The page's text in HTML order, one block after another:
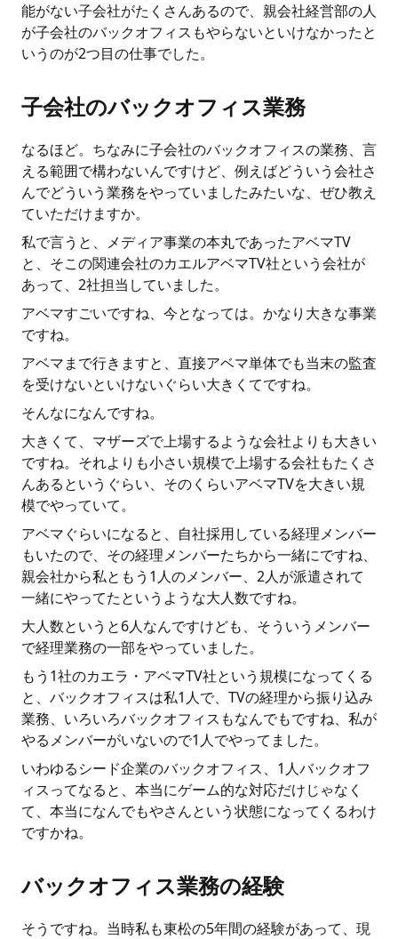
能がない子会社がたくさんあるので、親会社経営部の人
が子会社のバックオフィスもやらないといけなかったと
いうのが2つ目の仕事でした。
子会社のバックオフィス業務
なるほど。ちなみに子会社のバックオフィスの業務、言
える範囲で構わないんですけど、例えばどういう会社さ
んでどういう業務をやっていましたみたいな、ぜひ教え
ていただけますか。
私で言うと、メディア事業の本丸であったアベマTV
と、そこの関連会社のカエルアベマTV社という会社が
あって、2社担当していました。
アベマすごいですね、今となっては。かなり大きな事業
ですね。
アベマまで行きますと、直接アベマ単体でも当末の監査
を受けないといけないぐらい大きくてですね。
そんなになんですね。
大きくて、マザーズで上場するような会社よりも大きい
ですね。それよりも小さい規模で上場する会社もたくさ
んあるというぐらい、そのくらいアベマTVを大きい規
模でやっていて。
アベマぐらいになると、自社採用している経理メンバー
もいたので、その経理メンバーたちから一緒にですね、
親会社から私ともう1人のメンバー、2人が派遣されて
一緒にやってたというような大人数ですね。
大人数というと6人なんですけども、そういうメンバー
で経理業務の一部をやっていました。
もう1社のカエラ・アベマTV社という規模になってくる
と、バックオフィスは私1人で、TVの経理から振り込み
業務、いろいろバックオフィスもなんでもですね、私が
やるメンバーがいないので1人でやってました。
いわゆるシード企業のバックオフィス、1人バックオフ
ィスってなると、本当にゲーム的な対応だけじゃなく
て、本当になんでもやさんという状態になってくるわけ
ですかね。
バックオフィス業務の経験
そうですね。当時私も東松の5年間の経験があって、現